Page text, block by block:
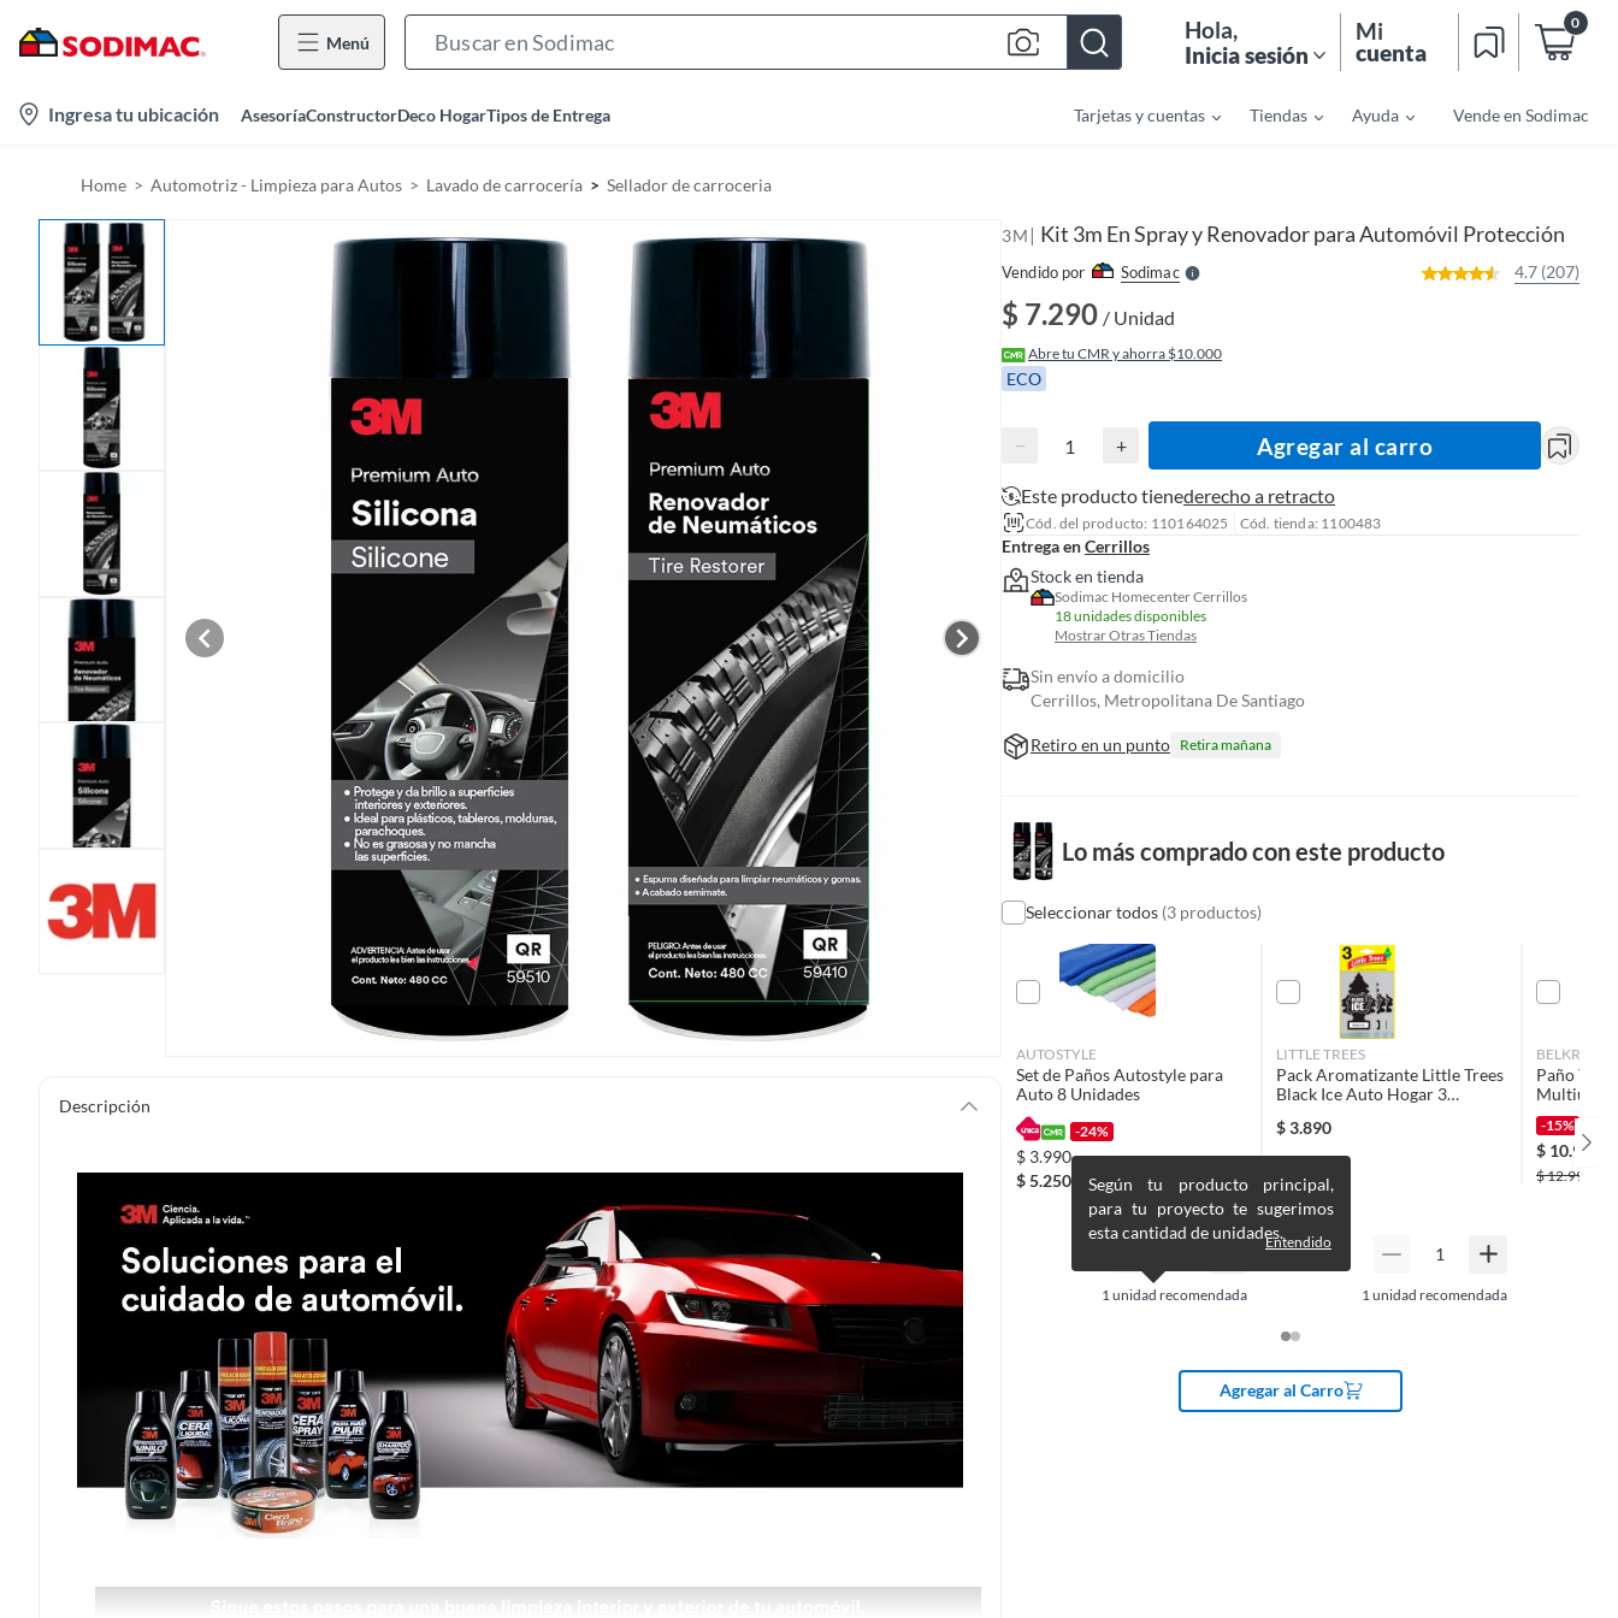
Menú Hola,
Inicia sesión
Mi
cuenta
0
Ingresa tu ubicación AsesoríaConstructorDeco HogarTipos de Entrega Tarjetas y cuentas Tiendas Ayuda Vende en Sodimac
Home Automotriz - Limpieza para Autos Lavado de carrocería Sellador de carroceria
Descripción
3M | Kit 3m En Spray y Renovador para Automóvil Protección
Vendido por SodimacS
l
l
4.7 (207)
$ 7.290 / Unidad
Abre tu CMR y ahorra $10.000
ECO
− + Agregar al carro
Este producto tienederecho a retracto
Cód. del producto: 110164025 Cód. tienda: 1100483
Entrega enCerrillos
Stock en tienda
Sodimac Homecenter Cerrillos
18 unidades disponibles
Mostrar Otras Tiendas
Sin envío a domicilio
Cerrillos, Metropolitana De Santiago
Retiro en un punto Retira mañana
Lo más comprado con este producto
Seleccionar todos (3 productos)
AUTOSTYLE
Set de Paños Autostyle para
Auto 8 Unidades
-24%
$ 3.990
$5.250
1 unidad recomendada
Según tu producto principal,
para tu proyecto te sugerimos
esta cantidad de unidades.Entendido
LITTLE TREES
Pack Aromatizante Little Trees
Black Ice Auto Hogar 3
$3.890
1 unidad recomendada
BELKRA
Paño
Multiuso
Auto Casa
-15%
$ 10.990
$12.990
Agregar al Carro